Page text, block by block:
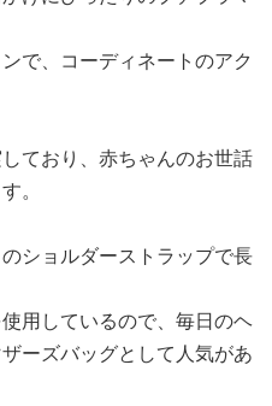
で、コーディネートのアク
ており、赤ちゃんのお世話
。
ショルダーストラップで長
用しているので、毎日のヘ
ーズバッグとして人気があ